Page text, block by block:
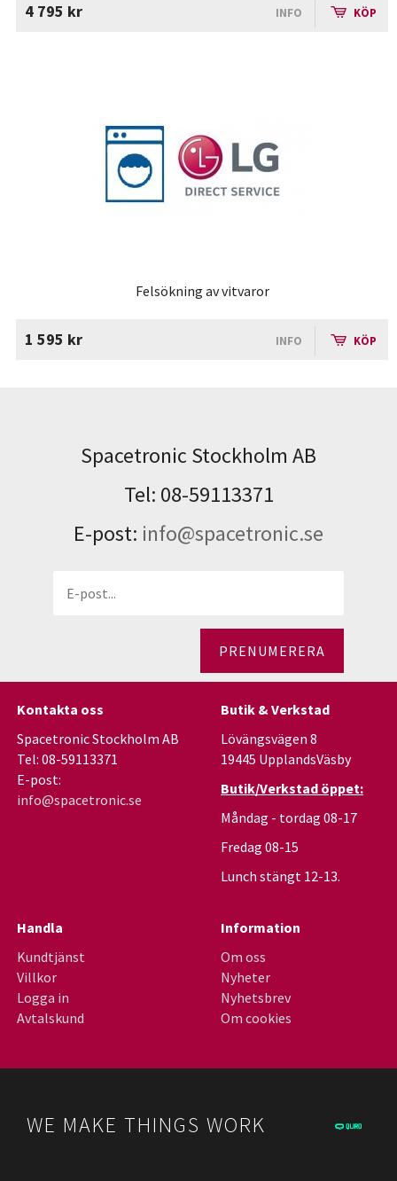
4 795 kr INFO KÖP
Felsökning av vitvaror
1 595 kr INFO KÖP
Spacetronic Stockholm AB
Tel: 08-59113371
E-post: info@spacetronic.se
PRENUMERERA
Kontakta oss
Spacetronic Stockholm AB
Tel: 08-59113371
E-post:
info@spacetronic.se
Butik & Verkstad
Lövängsvägen 8
19445 UpplandsVäsby
Butik/Verkstad öppet:
Måndag - tordag 08-17
Fredag 08-15
Lunch stängt 12-13.
Handla
Kundtjänst
Villkor
Logga in
Avtalskund
Information
Om oss
Nyheter
Nyhetsbrev
Om cookies
WE MAKE THINGS WORK